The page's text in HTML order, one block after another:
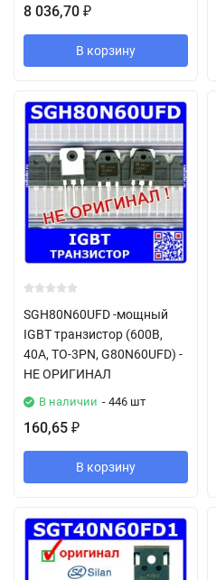
8 036,70 ₽
В корзину
SGH80N60UFD -мощный
IGBT транзистор (600В,
40А, TO-3PN, G80N60UFD) -
НЕ ОРИГИНАЛ
В наличии - 446 шт
160,65 ₽
В корзину